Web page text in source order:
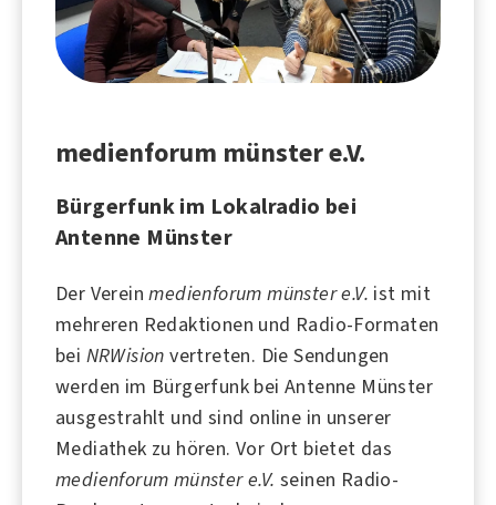
medienforum münster e.V.
Bürgerfunk im Lokalradio bei
Antenne Münster
Der Vereinmedienforum münster e.V. ist mit
mehreren Redaktionen und Radio-Formaten
bei NRWision vertreten. Die Sendungen
werden im Bürgerfunk bei Antenne Münster
ausgestrahlt und sind online in unserer
Mediathek zu hören. Vor Ort bietet das
medienforum münster e.V. seinen Radio-